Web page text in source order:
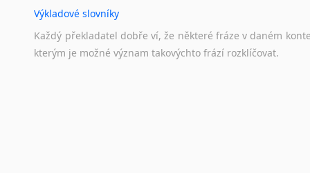
Tigriňňa
Turečtina
Turkménština
Výkladové slovníky
Každý překladatel dobře ví, že některé fráze v daném
kterým je možné význam takovýchto frází rozklíčovat.